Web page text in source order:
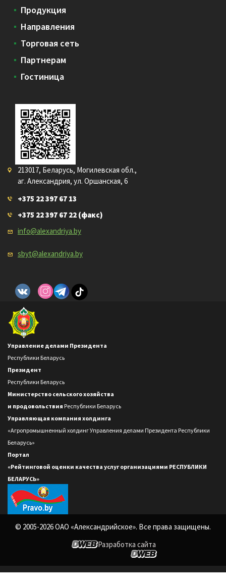
Продукция
Направления
Торговая сеть
Партнерам
Гостиница
213017, Беларусь, Могилевская обл.,
аг. Александрия, ул. Оршанская, 6
+375 22 397 67 13
+375 22 397 67 22 (факс)
info@alexandriya.by
sbyt@alexandriya.by
Управление делами Президента
Республики Беларусь
Президент
Республики Беларусь
Министерство сельского хозяйства
и продовольствия Республики Беларусь
Управляющая компания холдинга
«Агропромышненный холдинг Управления делами Президента Республики
Беларусь»
Портал
«Рейтинговой оценки качества услуг организациями РЕСПУБЛИКИ
БЕЛАРУСЬ»
© 2005-2026 ОАО «Александрийское». Все права защищены.
Разработка сайта